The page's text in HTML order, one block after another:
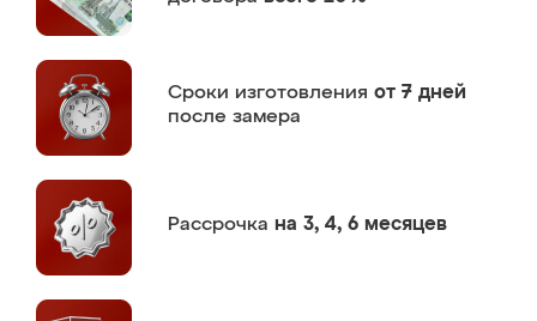
Сроки изготовления от 7 дней
после замера
Рассрочка на 3, 4, 6 месяцев